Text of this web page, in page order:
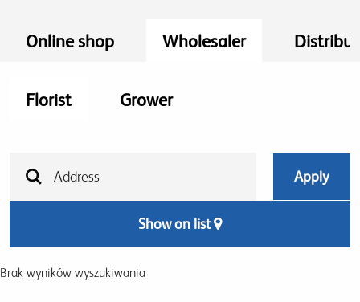
Online shop Wholesaler
Florist Grower
Show on list
Brak wyników wyszukiwania